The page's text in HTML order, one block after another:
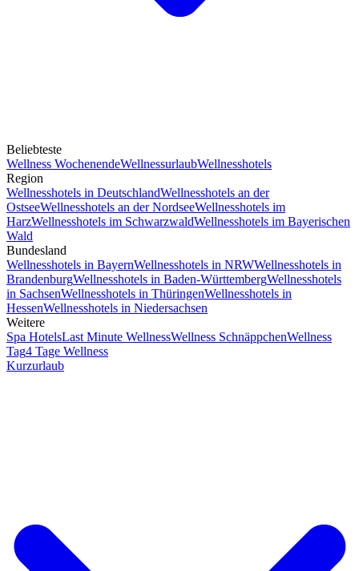
Beliebteste
Wellness WochenendeWellnessurlaubWellnesshotels
Region
Wellnesshotels in DeutschlandWellnesshotels an der
OstseeWellnesshotels an der NordseeWellnesshotels im
HarzWellnesshotels im SchwarzwaldWellnesshotels im Bayerischen
Wald
Bundesland
Wellnesshotels in BayernWellnesshotels in NRWWellnesshotels in
BrandenburgWellnesshotels in Baden-WürttembergWellnesshotels
in SachsenWellnesshotels in ThüringenWellnesshotels in
HessenWellnesshotels in Niedersachsen
Weitere
Spa HotelsLast Minute WellnessWellness SchnäppchenWellness
Tag4 Tage Wellness
Kurzurlaub